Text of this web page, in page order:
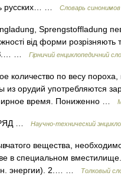
русских… …
Словарь синонимов
Sprengstoffladung
від форми розрізняють
З.… …
Гірничий енциклопедичний
по весу пороха,
из орудий употребляются
время. Пониженно …
… Научно-технический
вещества,
в специальном
н. энергии). 2.… …
Толковый